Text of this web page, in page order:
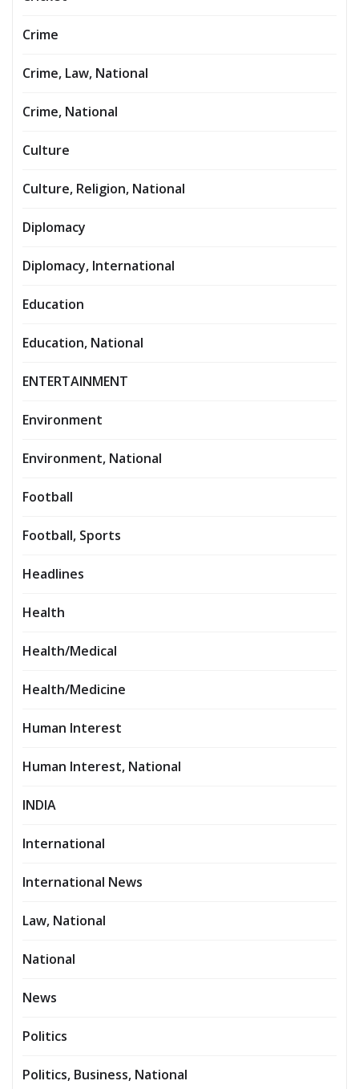
Crime
Crime, Law, National
Crime, National
Culture
Culture, Religion, National
Diplomacy
Diplomacy, International
Education
Education, National
ENTERTAINMENT
Environment
Environment, National
Football
Football, Sports
Headlines
Health
Health/Medical
Health/Medicine
Human Interest
Human Interest, National
INDIA
International
International News
Law, National
National
News
Politics
Politics, Business, National